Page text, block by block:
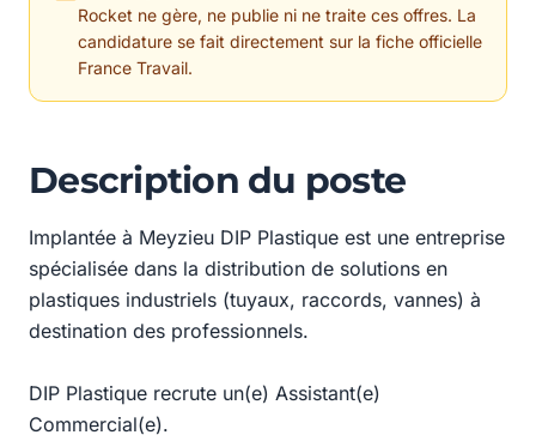
Rocket ne gère, ne publie ni ne traite ces offres. La
candidature se fait directement sur la fiche officielle
France Travail.
Description du poste
Implantée à Meyzieu DIP Plastique est une entreprise
spécialisée dans la distribution de solutions en
plastiques industriels (tuyaux, raccords, vannes) à
destination des professionnels.
DIP Plastique recrute un(e) Assistant(e)
Commercial(e).